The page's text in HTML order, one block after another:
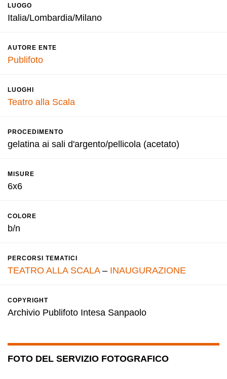
LUOGO
Italia/Lombardia/Milano
AUTORE ENTE
Publifoto
LUOGHI
Teatro alla Scala
PROCEDIMENTO
gelatina ai sali d'argento/pellicola (acetato)
MISURE
6x6
COLORE
b/n
PERCORSI TEMATICI
TEATRO ALLA SCALA– INAUGURAZIONE
COPYRIGHT
Archivio Publifoto Intesa Sanpaolo
FOTO DEL SERVIZIO FOTOGRAFICO